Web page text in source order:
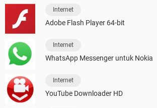
Internet
Adobe Flash Player 64-bit
Internet
WhatsApp Messenger untuk Nokia
Internet
YouTube Downloader HD